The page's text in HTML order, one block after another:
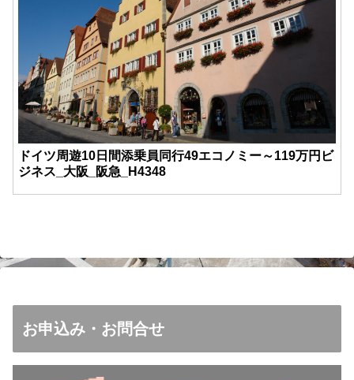
ドイツ周遊10日間添乗員同行49エコノミー～119万円ビ
ジネス_大阪_阪急_H4348
お申込み・お問合せ